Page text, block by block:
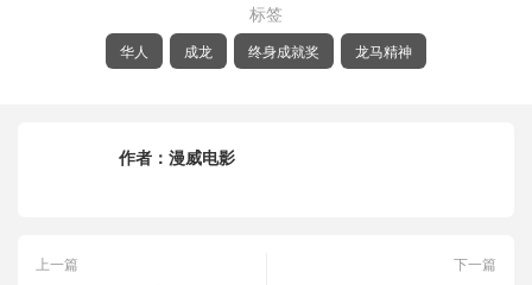
标签
华人 成龙 终身成就奖 龙马精神
作者： 漫威电影
上一篇
下一篇